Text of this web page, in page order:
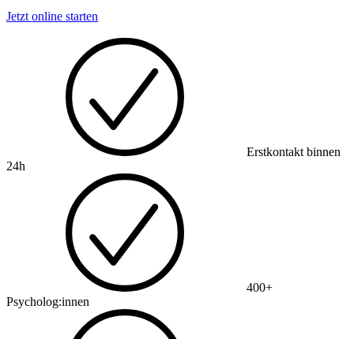
Jetzt online starten
Erstkontakt binnen
24h
400+
Psycholog:innen